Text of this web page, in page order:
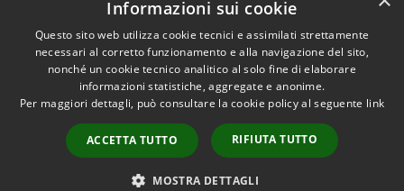
Accessibilità
Copyright © 2026 • Comune di
Sant'Eufemia a Maiella •
Powered byMunicipium
Accesso redazione
Informazioni sui cookie
Questo sito web utilizza cookie tecnici e assimilati strettamente
necessari al corretto funzionamento e alla navigazione del sito,
nonché un cookie tecnico analitico al solo fine di elaborare
informazioni statistiche, aggregate e anonime.
Per maggiori dettagli, può consultare la cookie policy al seguente link
ACCETTA TUTTO RIFIUTA TUTTO
MOSTRA DETTAGLI